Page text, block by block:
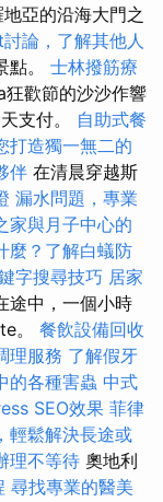
亞的沿海大門之
論，了解其他人
點。 士林撥筋療
歡節的沙沙作響
支付。 自助式餐
打造獨一無二的
伴 在清晨穿越斯
漏水問題，專業
家與月子中心的
麼？了解白蟻防
字搜尋技巧 居家
途中，一個小時
。 餐飲設備回收
理服務 了解假牙
的各種害蟲 中式
SEO效果 菲律
輕鬆解決長途或
理不等待 奧地利
尋找專業的醫美